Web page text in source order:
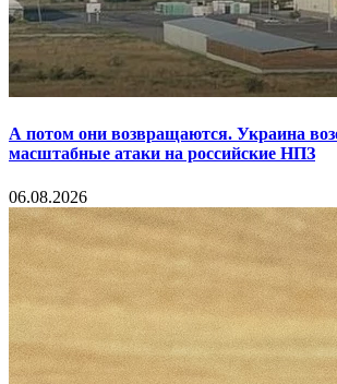
А потом они возвращаются. Украина
масштабные атаки на российские НПЗ
06.08.2026